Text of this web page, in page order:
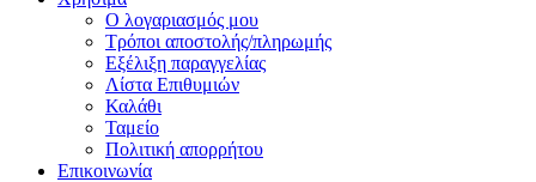
Ο λογαριασμός μου
Τρόποι αποστολής/πληρωμής
Εξέλιξη παραγγελίας
Λίστα Επιθυμιών
Καλάθι
Ταμείο
Πολιτική απορρήτου
Επικοινωνία